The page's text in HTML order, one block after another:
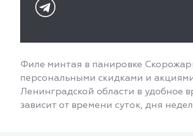
Филе минтая в панировке
персональными скидками и
Ленинградской области в удобное
зависит от времени суток, дня